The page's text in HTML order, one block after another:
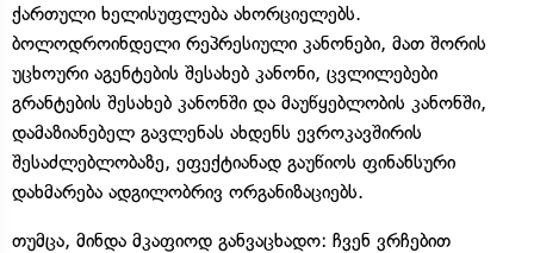
ქართული ხელისუფლება ახორციელებს.
ბოლოდროინდელი რეპრესიული კანონები, მათ შორის
უცხოური აგენტების შესახებ კანონი, ცვლილებები
გრანტების შესახებ კანონში და მაუწყებლობის კანონში,
დამაზიანებელ გავლენას ახდენს ევროკავშირის
შესაძლებლობაზე, ეფექტიანად გაუწიოს ფინანსური
დახმარება ადგილობრივ ორგანიზაციებს.
თუმცა, მინდა მკაფიოდ განვაცხადო: ჩვენ ვრჩებით